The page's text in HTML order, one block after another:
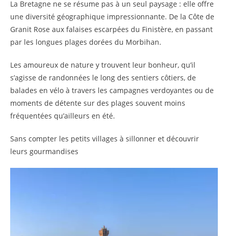
La Bretagne ne se résume pas à un seul paysage : elle offre
une diversité géographique impressionnante. De la Côte de
Granit Rose aux falaises escarpées du Finistère, en passant
par les longues plages dorées du Morbihan.
Les amoureux de nature y trouvent leur bonheur, qu’il
s’agisse de randonnées le long des sentiers côtiers, de
balades en vélo à travers les campagnes verdoyantes ou de
moments de détente sur des plages souvent moins
fréquentées qu’ailleurs en été.
Sans compter les petits villages à sillonner et découvrir
leurs gourmandises